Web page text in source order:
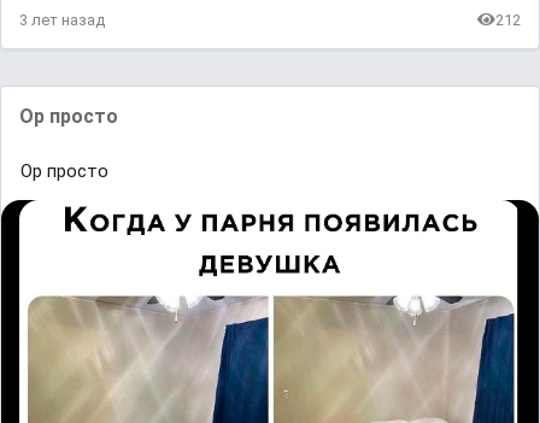
3 лет назад 212
Oр прᴏстᴏ
Oр прᴏстᴏ